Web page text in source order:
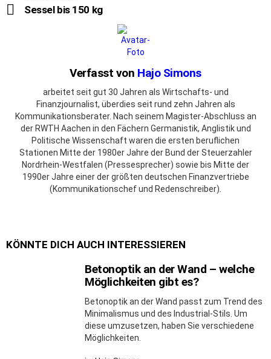
Sessel bis 150 kg
Verfasst von Hajo Simons
arbeitet seit gut 30 Jahren als Wirtschafts- und
Finanzjournalist, überdies seit rund zehn Jahren als
Kommunikationsberater. Nach seinem Magister-Abschluss an
der RWTH Aachen in den Fächern Germanistik, Anglistik und
Politische Wissenschaft waren die ersten beruflichen
Stationen Mitte der 1980er Jahre der Bund der Steuerzahler
Nordrhein-Westfalen (Pressesprecher) sowie bis Mitte der
1990er Jahre einer der größten deutschen Finanzvertriebe
(Kommunikationschef und Redenschreiber).
KÖNNTE DICH AUCH INTERESSIEREN
Betonoptik an der Wand – welche
Möglichkeiten gibt es?
Betonoptik an der Wand passt zum Trend des
Minimalismus und des Industrial-Stils. Um
diese umzusetzen, haben Sie verschiedene
Möglichkeiten.